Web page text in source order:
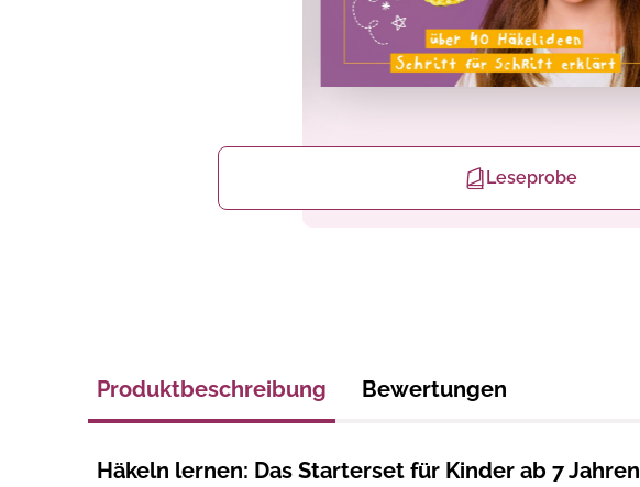
Leseprobe
Produktbeschreibung Bewertungen
Häkeln lernen: Das Starterset für Kinder ab 7 Jahren